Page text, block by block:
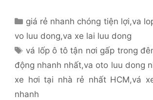
Danh
mục
giá rẻ nhanh chóng tiện lợi,va
vo luu dong,va xe lai luu dong
Thẻ
vá lốp ô tô tận nơi gấp trong
động nhanh nhất,va oto luu dong
xe hơi tại nhà rẻ nhất HCM,vá
nhanh